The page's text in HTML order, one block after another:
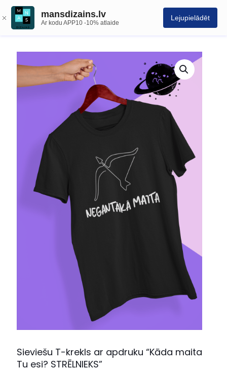
mansdizains.lv
Ar kodu APP10 -10% atlaide
Lejupielādēt
Sieviešu T-krekls ar apdruku “Kāda maita
Tu esi? STRĒLNIEKS”